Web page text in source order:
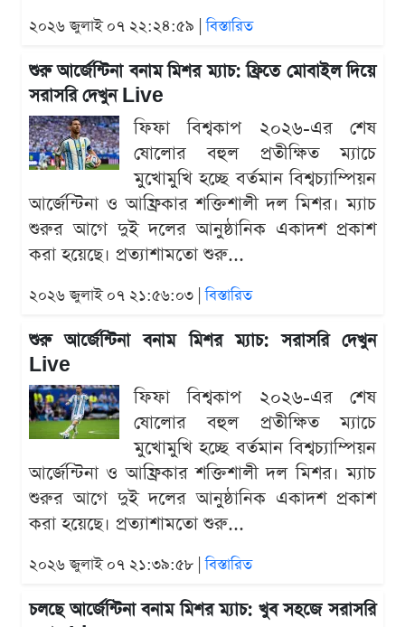
২০২৬ জুলাই ০৭ ২২:২৪:৫৯ |বিস্তারিত
শুরু আর্জেন্টিনা বনাম মিশর ম্যাচ: ফ্রিতে মোবাইল দিয়ে
সরাসরি দেখুন Live
ফিফা বিশ্বকাপ ২০২৬-এর শেষ
ষোলোর বহুল প্রতীক্ষিত ম্যাচে
মুখোমুখি হচ্ছে বর্তমান বিশ্বচ্যাম্পিয়ন
আর্জেন্টিনা ও আফ্রিকার শক্তিশালী দল মিশর। ম্যাচ
শুরুর আগে দুই দলের আনুষ্ঠানিক একাদশ প্রকাশ
করা হয়েছে। প্রত্যাশামতো শুরু...
২০২৬ জুলাই ০৭ ২১:৫৬:০৩ |বিস্তারিত
শুরু আর্জেন্টিনা বনাম মিশর ম্যাচ: সরাসরি দেখুন
Live
ফিফা বিশ্বকাপ ২০২৬-এর শেষ
ষোলোর বহুল প্রতীক্ষিত ম্যাচে
মুখোমুখি হচ্ছে বর্তমান বিশ্বচ্যাম্পিয়ন
আর্জেন্টিনা ও আফ্রিকার শক্তিশালী দল মিশর। ম্যাচ
শুরুর আগে দুই দলের আনুষ্ঠানিক একাদশ প্রকাশ
করা হয়েছে। প্রত্যাশামতো শুরু...
২০২৬ জুলাই ০৭ ২১:৩৯:৫৮ |বিস্তারিত
চলছে আর্জেন্টিনা বনাম মিশর ম্যাচ: খুব সহজে সরাসরি